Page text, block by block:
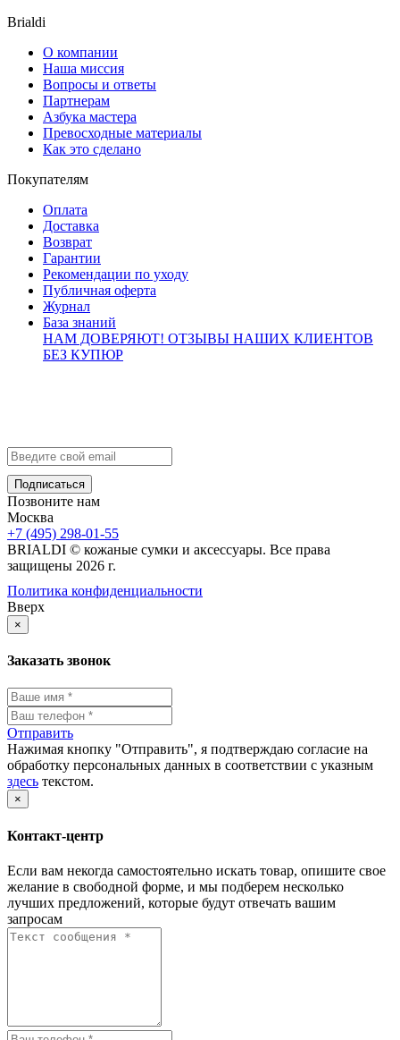
Brialdi
О компании
Наша миссия
Вопросы и ответы
Партнерам
Азбука мастера
Превосходные материалы
Как это сделано
Покупателям
Оплата
Доставка
Возврат
Гарантии
Рекомендации по уходу
Публичная оферта
Журнал
База знаний
НАМ ДОВЕРЯЮТ! ОТЗЫВЫ НАШИХ КЛИЕНТОВ
БЕЗ КУПЮР
Позвоните нам
Москва
+7 (495) 298-01-55
BRIALDI © кожаные сумки и аксессуары. Все права
защищены 2026 г.
Политика конфиденциальности
Вверх
×
Заказать звонок
Отправить
Нажимая кнопку "Отправить", я подтверждаю согласие на
обработку персональных данных в соответствии с указным
здесь текстом.
×
Контакт-центр
Если вам некогда самостоятельно искать товар, опишите свое
желание в свободной форме, и мы подберем несколько
лучших предложений, которые будут отвечать вашим
запросам